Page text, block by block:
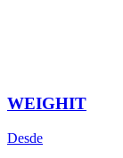
WEIGHIT
Desde